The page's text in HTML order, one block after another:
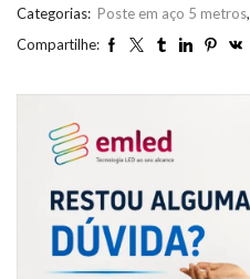
Categorias: Poste em aço 5 metros,
Compartilhe: